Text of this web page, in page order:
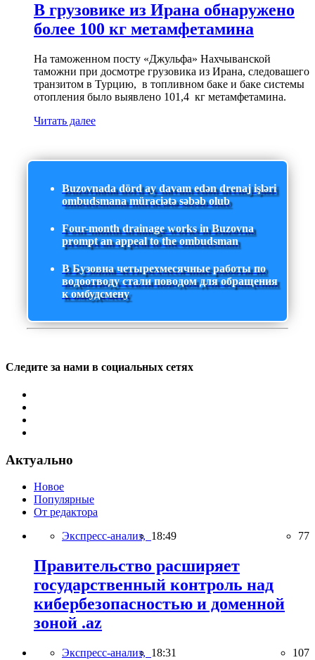
В грузовике из Ирана обнаружено
более 100 кг метамфетамина
На таможенном посту «Джульфа» Нахчыванской
таможни при досмотре грузовика из Ирана, следовашего
транзитом в Турцию, в топливном баке и баке системы
отопления было выявлено 101,4 кг метамфетамина.
Читать далее
Buzovnada dörd ay davam edən drenaj işləri
ombudsmana müraciətə səbəb olub
Four-month drainage works in Buzovna
prompt an appeal to the ombudsman
В Бузовна четырехмесячные работы по
водоотводу стали поводом для обращения
к омбудсмену
Следите за нами в социальных сетях
Актуально
Новое
Популярные
От редактора
Экспресс-анализ, 18:49 77
Правительство расширяет
государственный контроль над
кибербезопасностью и доменной
зоной .az
Экспресс-анализ, 18:31 107